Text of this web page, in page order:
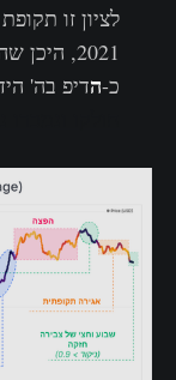
לציון זו
2021,
כ-הדיפ בה'